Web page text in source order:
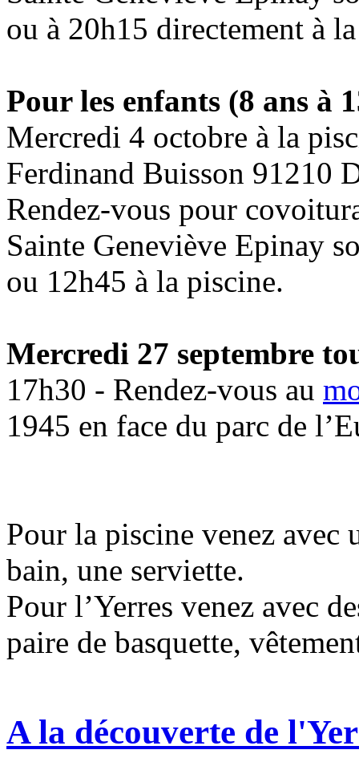
ou à 20h15 directement à
Pour les enfants (8 ans à
Mercredi 4 octobre à la
Ferdinand Buisson 91210
Rendez-vous pour
Sainte Geneviève Epinay
ou 12h45 à la piscine.
Mercredi 27 septembre
17h30 - Rendez-vous au
1945 en face du parc de
Pour la piscine venez
bain, une serviette.
Pour l’Yerres venez avec
paire de basquette,
A la découverte de